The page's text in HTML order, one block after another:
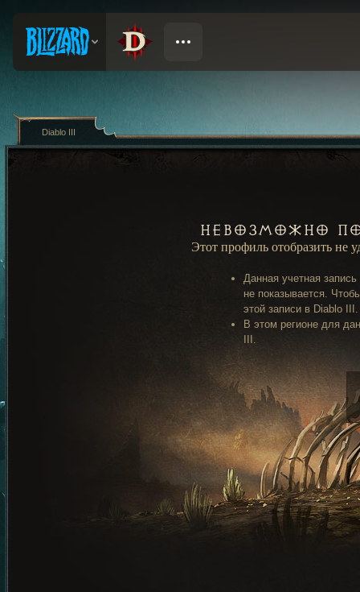
Невозможно
Этот профиль отобразить
Данная учетная
не показывается.
этой записи в Diablo III.
В этом регионе для
III.
Diablo III